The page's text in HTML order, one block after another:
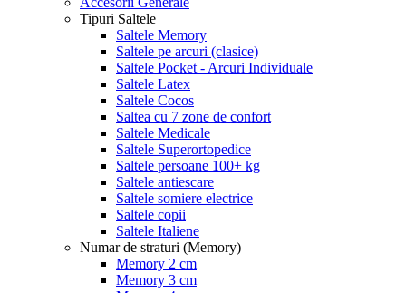
Tipuri Saltele
Saltele Memory
Saltele pe arcuri (clasice)
Saltele Pocket - Arcuri Individuale
Saltele Latex
Saltele Cocos
Saltea cu 7 zone de confort
Saltele Medicale
Saltele Superortopedice
Saltele persoane 100+ kg
Saltele antiescare
Saltele somiere electrice
Saltele copii
Saltele Italiene
Numar de straturi (Memory)
Memory 2 cm
Memory 3 cm